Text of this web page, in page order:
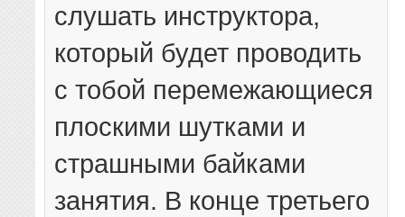
слушать инструктора,
который будет проводить
с тобой перемежающиеся
плоскими шутками и
страшными байками
занятия. В конце третьего